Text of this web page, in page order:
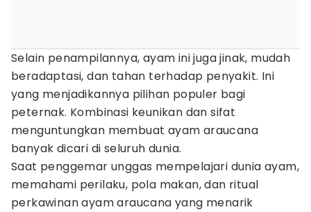
Selain penampilannya, ayam ini juga jinak, mudah
beradaptasi, dan tahan terhadap penyakit. Ini
yang menjadikannya pilihan populer bagi
peternak. Kombinasi keunikan dan sifat
menguntungkan membuat ayam araucana
banyak dicari di seluruh dunia.
Saat penggemar unggas mempelajari dunia ayam,
memahami perilaku, pola makan, dan ritual
perkawinan ayam araucana yang menarik